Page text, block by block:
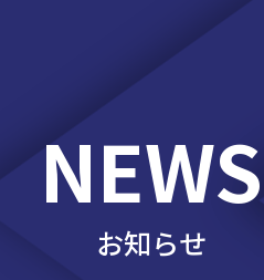
NEWS
お知らせ